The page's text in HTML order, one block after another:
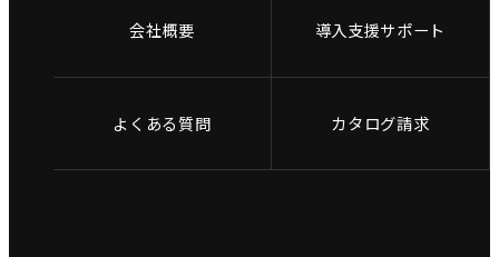
会社概要 導入支援サポート
よくある質問 カタログ請求